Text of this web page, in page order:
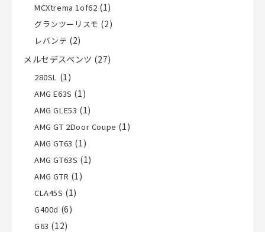
MCXtrema 1of62 (1)
グランツーリスモ (2)
レバンテ (2)
メルセデスベンツ (27)
280SL (1)
AMG E63S (1)
AMG GLE53 (1)
AMG GT 2Door Coupe (1)
AMG GT63 (1)
AMG GT63S (1)
AMG GTR (1)
CLA45S (1)
G400d (6)
G63 (12)